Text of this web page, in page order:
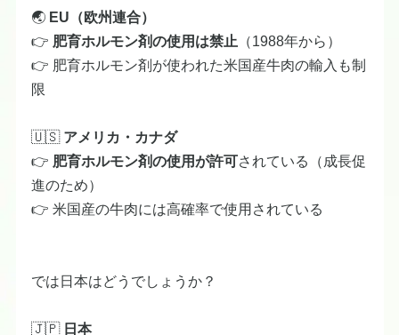
🌏 EU（欧州連合）
👉 肥育ホルモン剤の使用は禁止 （1988年から）
👉 肥育ホルモン剤が使われた米国産牛肉の輸入も制
限
🇺🇸 アメリカ・カナダ
👉 肥育ホルモン剤の使用が許可されている（成長促
進のため）
👉 米国産の牛肉には高確率で使用されている
では日本はどうでしょうか？
🇯🇵 日本